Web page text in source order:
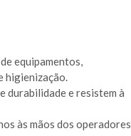
equipamentos,
higienização.
durabilidade e resistem à
às mãos dos operadores